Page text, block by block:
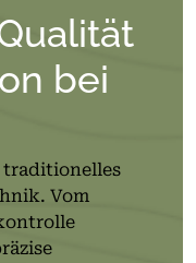
bei
traditionelles
Vom